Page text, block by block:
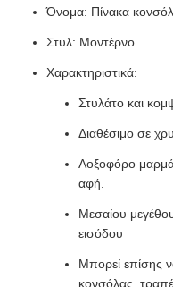
Όνομα: Πίνακα
Στυλ: Μοντέρνο
Χαρακτηριστικά:
Στυλάτο και
Διαθέσιμο σε
Λοξοφόρο
αφή.
Μεσαίου
εισόδου
Μπορεί επίσης
κονσόλας,